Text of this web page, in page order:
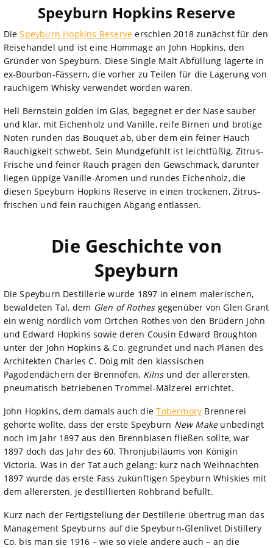
Speyburn Hopkins Reserve
DieSpeyburn Hopkins Reserve erschien 2018 zunächst für den
Reisehandel und ist eine Hommage an John Hopkins, den
Gründer von Speyburn. Diese Single Malt Abfüllung lagerte in
ex-Bourbon-Fässern, die vorher zu Teilen für die Lagerung von
rauchigem Whisky verwendet worden waren.
Hell Bernstein golden im Glas, begegnet er der Nase sauber
und klar, mit Eichenholz und Vanille, reife Birnen und brotige
Noten runden das Bouquet ab, über dem ein feiner Hauch
Rauchigkeit schwebt. Sein Mundgefühlt ist leichtfüßig, Zitrus-
Frische und feiner Rauch prägen den Gewschmack, darunter
liegen üppige Vanille-Aromen und rundes Eichenholz, die
diesen Speyburn Hopkins Reserve in einen trockenen, Zitrus-
frischen und fein rauchigen Abgang entlassen.
Die Geschichte von
Speyburn
Die Speyburn Destillerie wurde 1897 in einem malerischen,
bewaldeten Tal, dem Glen of Rothesgegenüber von Glen Grant
ein wenig nördlich vom Örtchen Rothes von den Brüdern John
und Edward Hopkins sowie deren Cousin Edward Broughton
unter der John Hopkins & Co. gegründet und nach Plänen des
Architekten Charles C. Doig mit den klassischen
Pagodendächern der Brennöfen, Kilnsund der allerersten,
pneumatisch betriebenen Trommel-Mälzerei errichtet.
John Hopkins, dem damals auch dieTobermory Brennerei
gehörte wollte, dass der erste Speyburn New Makeunbedingt
noch im Jahr 1897 aus den Brennblasen fließen sollte, war
1897 doch das Jahr des 60. Thronjubiläums von Königin
Victoria. Was in der Tat auch gelang: kurz nach Weihnachten
1897 wurde das erste Fass zukünftigen Speyburn Whiskies mit
dem allerersten, je destillierten Rohbrand befüllt.
Kurz nach der Fertigstellung der Destillerie übertrug man das
Management Speyburns auf die Speyburn-Glenlivet Distillery
Co. bis man sie 1916 – wie so viele andere auch – an die